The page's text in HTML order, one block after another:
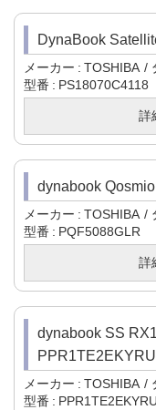
DynaBook
メーカー TOSHIBA
型番
PS18070C4118
詳
dynabook
メーカー TOSHIBA
型番
PQF5088GLR
詳
dynabook SS
メーカー TOSHIBA
型番